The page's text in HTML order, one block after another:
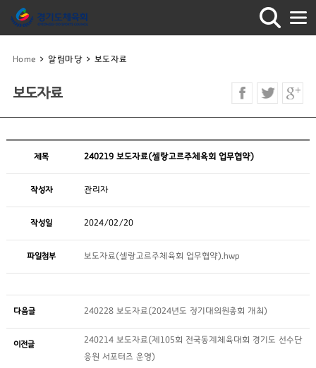
Home > 알림마당 > 보도자료
보도자료
제목 240219 보도자료(셀랑고르주체육회 업무협약)
작성자 관리자
작성일 2024/02/20
파일첨부 보도자료(셀랑고르주체육회 업무협약).hwp
다음글 240228 보도자료(2024년도 정기대의원총회 개최)
이전글
240214 보도자료(제105회 전국동계체육대회 경기도 선수단
응원 서포터즈 운영)